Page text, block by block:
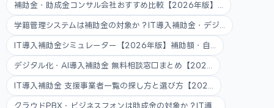
補助金・助成金コンサル会社おすすめ比較【2026年版】...
学籍管理システムは補助金の対象か？IT導入補助金・デジ...
IT導入補助金シミュレーター【2026年版】補助額・自...
デジタル化・AI導入補助金 無料相談窓口まとめ【202...
IT導入補助金 支援事業者一覧の探し方と選び方【202...
クラウドPBX・ビジネスフォンは助成金の対象か？IT導...